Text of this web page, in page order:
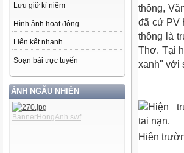
Lưu giữ kỉ niệm
Hình ảnh hoạt động
Liên kết nhanh
Soạn bài trực tuyến
ẢNH NGẪU NHIÊN
thông,
đã cử PV
thông là
Thơ. Tại
xanh" với
Hiện